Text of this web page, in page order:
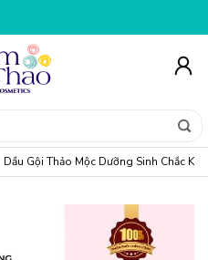
Dầu Gội Thảo Mộc Dưỡng Sinh Chắc